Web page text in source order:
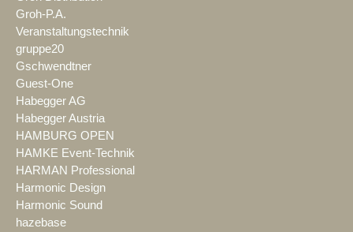
Groh-P.A.
Veranstaltungstechnik
gruppe20
Gschwendtner
Guest-One
Habegger AG
Habegger Austria
HAMBURG OPEN
HAMKE Event-Technik
HARMAN Professional
Harmonic Design
Harmonic Sound
hazebase